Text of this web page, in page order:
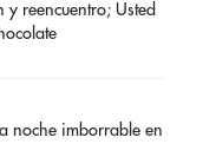
reencuentro; Usted
noche imborrable en